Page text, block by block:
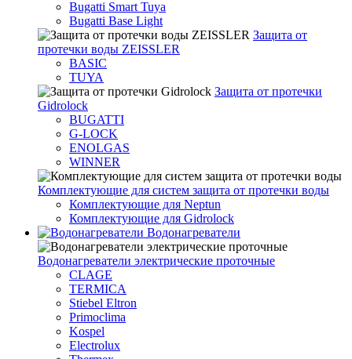
Bugatti Smart Tuya
Bugatti Base Light
Защита от
протечки воды ZEISSLER
BASIC
TUYA
Защита от протечки
Gidrolock
BUGATTI
G-LOCK
ENOLGAS
WINNER
Комплектующие для систем защита от протечки воды
Комплектующие для Neptun
Комплектующие для Gidrolock
Водонагреватели
Водонагреватeли электрические проточные
CLAGE
TERMICA
Stiebel Eltron
Primoclima
Kospel
Electrolux